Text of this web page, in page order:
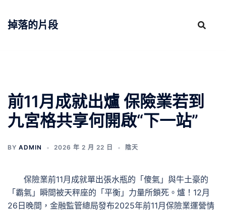
掉落的片段
前11月成就出爐 保險業若到
九宮格共享何開啟“下一站”
BY ADMIN 2026 年 2 月 22 日 陰天
保險業前11月成就單出張水瓶的「傻氣」與牛土豪的
「霸氣」瞬間被天秤座的「平衡」力量所鎖死。爐！12月
26日晚間，金融監管總局發布2025年前11月保險業運營情